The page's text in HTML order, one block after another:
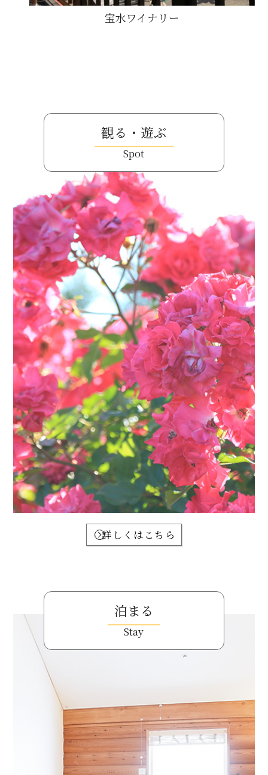
宝水ワイナリー
観る・遊ぶ
Spot
詳しくはこちら
泊まる
Stay